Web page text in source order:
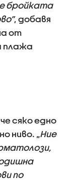
бройката
, добавя
от
плажа
сяко едно
ниво. „Ние
по